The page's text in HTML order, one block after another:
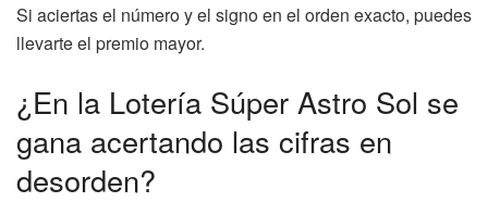
Si aciertas el número y el signo en el orden exacto, puedes
llevarte el premio mayor.
¿En la Lotería Súper Astro Sol se
gana acertando las cifras en
desorden?